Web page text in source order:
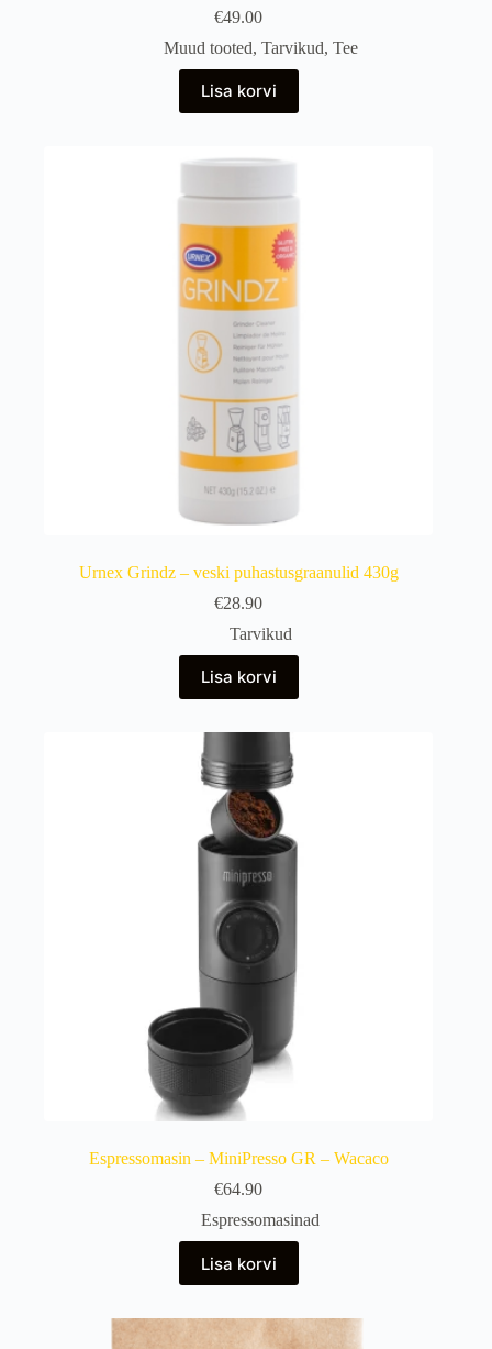
€49.00
Muud tooted, Tarvikud, Tee
Lisa korvi
Urnex Grindz – veski puhastusgraanulid 430g
€28.90
Tarvikud
Lisa korvi
Espressomasin – MiniPresso GR – Wacaco
€64.90
Espressomasinad
Lisa korvi